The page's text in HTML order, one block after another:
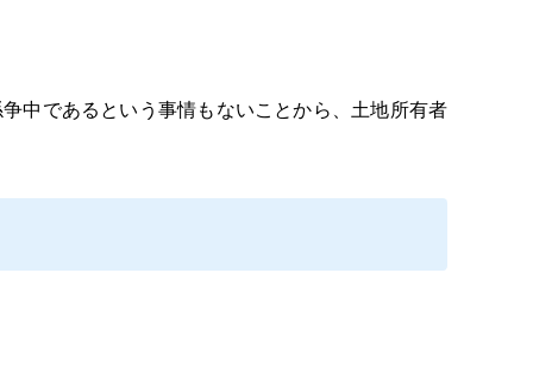
中であるという事情もないことから、土地所有者